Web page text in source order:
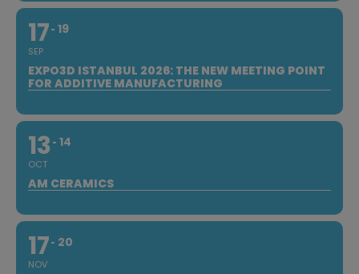
17
SEP
19
EXPO3D ISTANBUL 2026: THE NEW MEETING POINT
FOR ADDITIVE MANUFACTURING
13
OCT
14
AM CERAMICS
17
NOV
20